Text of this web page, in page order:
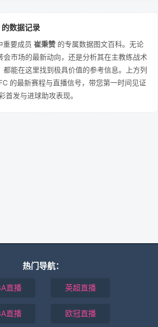
数据记录
重要成员 崔秉赞 的专属数据图文百科。无论
会市场的最新动向，还是分析其在主教练战术
都能在这里找到极具价值的参考信息。上方列
的最新赛程与直播信号，带您第一时间见证
首发与进球助攻表现。
热门导航：
直播 英超直播
直播 欧冠直播